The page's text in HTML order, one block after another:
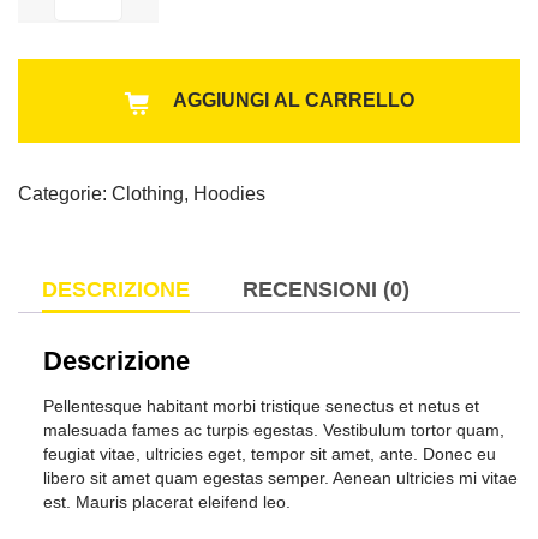
AGGIUNGI AL CARRELLO
Categorie: Clothing, Hoodies
DESCRIZIONE RECENSIONI (0)
Descrizione
Pellentesque habitant morbi tristique senectus et netus et
malesuada fames ac turpis egestas. Vestibulum tortor quam,
feugiat vitae, ultricies eget, tempor sit amet, ante. Donec eu
libero sit amet quam egestas semper. Aenean ultricies mi vitae
est. Mauris placerat eleifend leo.